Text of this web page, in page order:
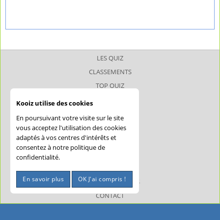
LES QUIZ
CLASSEMENTS
TOP QUIZ
JOKERQUIZ
AIDE
CONFIDENTIALITÉ
MENTIONS LÉGALES
CONTACT
Kooiz utilise des cookies
En poursuivant votre visite sur le site
vous acceptez l'utilisation des cookies
adaptés à vos centres d'intérêts et
consentez à notre politique de
confidentialité.
En savoir plus OK J'ai compris !